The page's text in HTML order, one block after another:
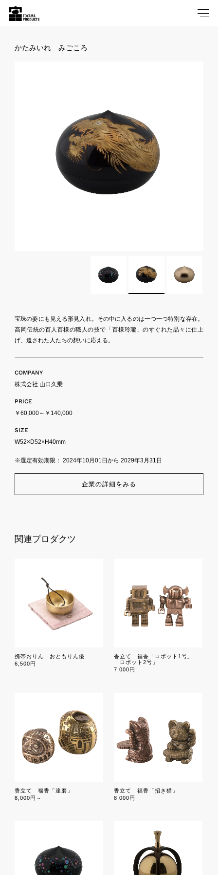
かたみいれ みごころ
宝珠の姿にも見える形見入れ。その中に入るのは一つ一つ特別な存在。
高岡伝統の百人百様の職人の技で「百様玲瓏」のすぐれた品々に仕上
げ、遺された人たちの想いに応える。
COMPANY
株式会社 山口久乗
PRICE
￥60,000～￥140,000
SIZE
W52×D52×H40mm
※選定有効期限： 2024年10月01日から 2029年3月31日
企業の詳細をみる
関連プロダクツ
携帯おりん おともりん優
6,500円
香立て 福香「ロボット1号」
「ロボット2号」
7,000円
香立て 福香「達磨」
8,000円～
香立て 福香「招き猫」
8,000円